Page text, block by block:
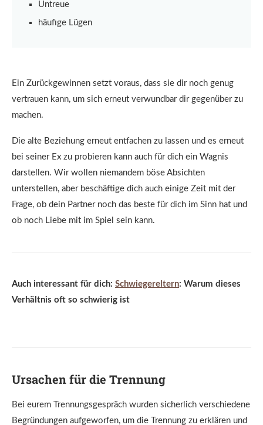
Untreue
häufige Lügen
Ein Zurückgewinnen setzt voraus, dass sie dir noch genug
vertrauen kann, um sich erneut verwundbar dir gegenüber zu
machen.
Die alte Beziehung erneut entfachen zu lassen und es erneut
bei seiner Ex zu probieren kann auch für dich ein Wagnis
darstellen. Wir wollen niemandem böse Absichten
unterstellen, aber beschäftige dich auch einige Zeit mit der
Frage, ob dein Partner noch das beste für dich im Sinn hat und
ob noch Liebe mit im Spiel sein kann.
Auch interessant für dich: Schwiegereltern: Warum dieses
Verhältnis oft so schwierig ist
Ursachen für die Trennung
Bei eurem Trennungsgespräch wurden sicherlich verschiedene
Begründungen aufgeworfen, um die Trennung zu erklären und